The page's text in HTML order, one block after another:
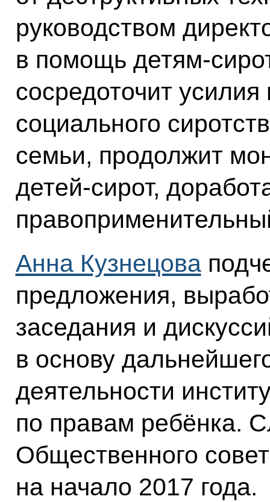
руководством
в помощь детям-
сосредоточит
социального
семьи, продолжит
детей-сирот,
Анна Кузнецова
предложения,
заседания и
в основу
деятельности
по правам ребёнка.
Общественного
на начало 2017 года.